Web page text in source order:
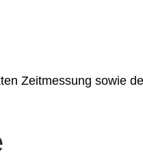
Zeitmessung sowie